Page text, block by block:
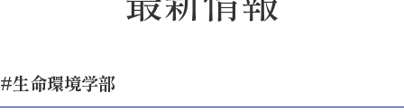
#生命環境学部